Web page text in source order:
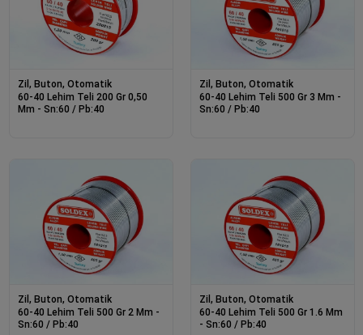
Zil, Buton, Otomatik
60-40 Lehim Teli 200 Gr 0,50
Mm - Sn:60 / Pb:40
Zil, Buton, Otomatik
60-40 Lehim Teli 500 Gr 3 Mm -
Sn:60 / Pb:40
Zil, Buton, Otomatik
60-40 Lehim Teli 500 Gr 2 Mm -
Sn:60 / Pb:40
Zil, Buton, Otomatik
60-40 Lehim Teli 500 Gr 1.6 Mm
- Sn:60 / Pb:40